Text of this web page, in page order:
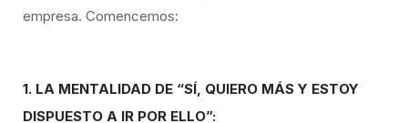
empresa. Comencemos:
1. LA MENTALIDAD DE “SÍ, QUIERO MÁS Y ESTOY
DISPUESTO A IR POR ELLO”: